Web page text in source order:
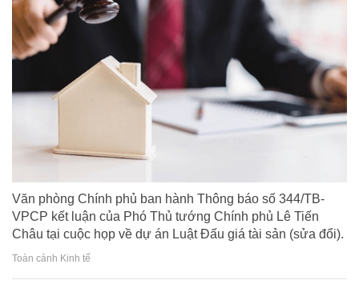
Văn phòng Chính phủ ban hành Thông báo số 344/TB-
VPCP kết luận của Phó Thủ tướng Chính phủ Lê Tiến
Châu tại cuộc họp về dự án Luật Đấu giá tài sản (sửa đổi).
Toàn cảnh Kinh tế